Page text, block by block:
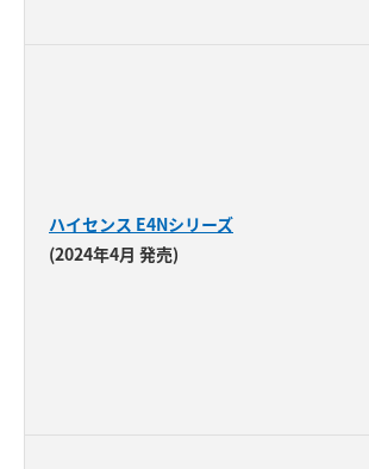
ハイセンス E4Nシリーズ
(2024年4月 発売)